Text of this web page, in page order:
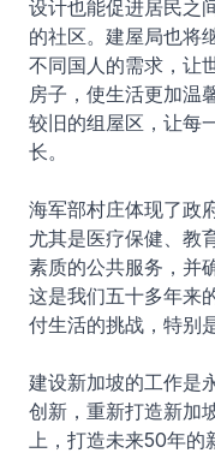
设计也能促进居民之
的社区。建屋局也将
不同国人的需求，让
房子，使生活更加温
较旧的组屋区，让每
长。
海军部村庄体现了政
尤其是医疗保健、教
素质的公共服务，并
这是我们五十多年来
付生活的挑战，特别
建设新加坡的工作是
创新，重新打造新加
上，打造未来50年的